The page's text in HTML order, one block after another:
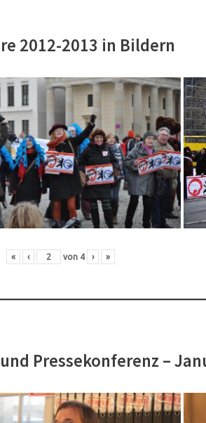
2012-2013 in Bildern
« ‹ von 4 › »
Pressekonferenz –